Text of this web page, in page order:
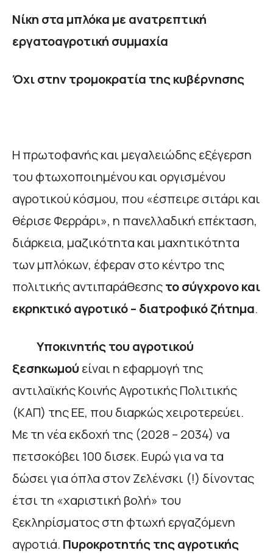
Νίκη στα μπλόκα με ανατρεπτική
εργατοαγροτική συμμαχία
Όχι στην τρομοκρατία της κυβέρνησης
Η πρωτοφανής και μεγαλειώδης εξέγερση
του φτωχοποιημένου και οργισμένου
αγροτικού κόσμου, που «έσπειρε σιτάρι και
θέρισε Φερράρι», η πανελλαδική επέκταση,
διάρκεια, μαζικότητα και μαχητικότητα
των μπλόκων, έφεραν στο κέντρο της
πολιτικής αντιπαράθεσηςτοσύγχρονο και
εκρηκτικό αγροτικό – διατροφικό ζήτημα.
Υποκινητής του αγροτικού
ξεσηκωμού είναι η εφαρμογή της
αντιλαϊκής Κοινής Αγροτικής Πολιτικής
(ΚΑΠ) της ΕΕ, που διαρκώς χειροτερεύει.
Με τη νέα εκδοχή της (2028 – 2034) να
πετσοκόβει 100 δισεκ. Ευρώ για να τα
δώσει για όπλα στον Ζελένσκι (!) δίνοντας
έτσι τη «χαριστική βολή» του
ξεκληρίσματος στη φτωχή εργαζόμενη
αγροτιά. Πυροκροτητής της αγροτικής